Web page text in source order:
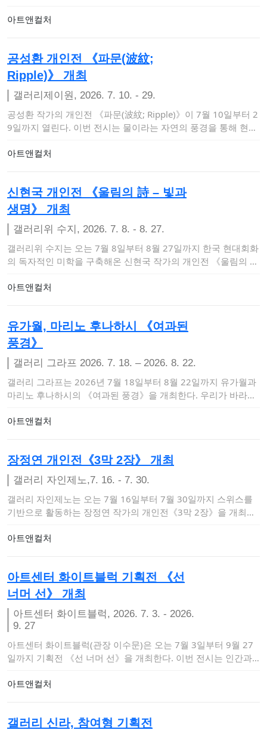
아트앤컬처
공성환 개인전 《파문(波紋;
Ripple)》 개최
갤러리제이원, 2026. 7. 10. - 29.
공성환 작가의 개인전 《파문(波紋; Ripple)》이 7월 10일부터 2
9일까지 열린다. 이번 전시는 물이라는 자연의 풍경을 통해 현실
아트앤컬처
신현국 개인전 《울림의 詩 – 빛과
생명》 개최
갤러리위 수지, 2026. 7. 8. - 8. 27.
갤러리위 수지는 오는 7월 8일부터 8월 27일까지 한국 현대회화
의 독자적인 미학을 구축해온 신현국 작가의 개인전 《울림의 詩
아트앤컬처
유가월, 마리노 후나하시 《여과된
풍경》
갤러리 그라프 2026. 7. 18. – 2026. 8. 22.
갤러리 그라프는 2026년 7월 18일부터 8월 22일까지 유가월과
마리노 후나하시의 《여과된 풍경》을 개최한다. 우리가 바라보
아트앤컬처
장정연 개인전《3막 2장》 개최
갤러리 자인제노,7. 16. - 7. 30.
갤러리 자인제노는 오는 7월 16일부터 7월 30일까지 스위스를
기반으로 활동하는 장정연 작가의 개인전《3막 2장》을 개최한
아트앤컬처
아트센터 화이트블럭 기획전 《선
너머 선》 개최
아트센터 화이트블럭, 2026. 7. 3. - 2026.
9. 27
아트센터 화이트블럭(관장 이수문)은 오는 7월 3일부터 9월 27
일까지 기획전 《선 너머 선》을 개최한다. 이번 전시는 인간과
아트앤컬처
갤러리 신라, 참여형 기획전